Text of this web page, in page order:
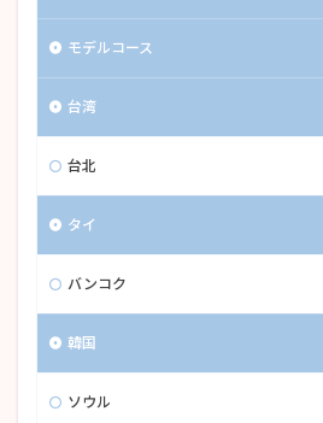
モデルコース
台湾
台北
タイ
バンコク
韓国
ソウル